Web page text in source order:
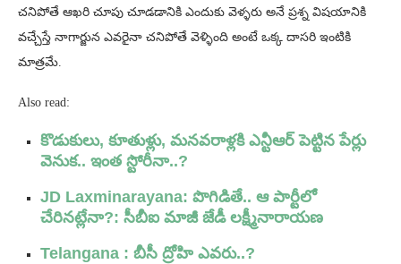
చనిపోతే ఆఖరి చూపు చూడడానికి ఎందుకు వెళ్ళరు అనే ప్రశ్న విషయానికి
వచ్చేస్తే నాగార్జున ఎవరైనా చనిపోతే వెళ్ళింది అంటే ఒక్క దాసరి ఇంటికి
మాత్రమే.
Also read:
కొడుకులు, కూతుళ్లు, మనవరాళ్లకి ఎన్టీఆర్ పెట్టిన పేర్లు
వెనుక.. ఇంత స్టోరీనా..?
JD Laxminarayana: పొగిడితే.. ఆ పార్టీలో
చేరినట్లేనా?: సీబీఐ మాజీ జేడీ లక్ష్మీనారాయణ
Telangana : బీసీ ద్రోహి ఎవరు..?